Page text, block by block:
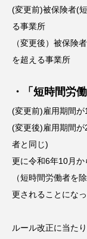
(変更前)被保険者(
る事業所
（変更後）被保険
を超える事業所
・「短時間労
(変更前)雇用期間が
(変更後)雇用期間
者と同じ)
更に令和6年10月
（短時間労働者を
更されることになっ
ルール改正に当た